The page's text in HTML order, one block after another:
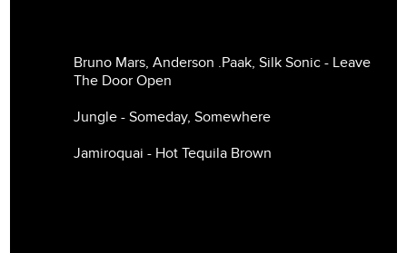
Bruno Mars, Anderson .Paak, Silk Sonic - Leave
The Door Open
Jungle - Someday, Somewhere
Jamiroquai - Hot Tequila Brown